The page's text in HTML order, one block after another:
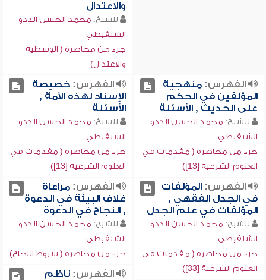
والاعتدال
للشيخ: محمد الحسن الددو
الشنقيطي
جزء من محاضرة ( الوسطية
والاعتدال)
الفهرس:منهجية
المؤلفين في الحكم
على الحديث , الأسئلة
للشيخ: محمد الحسن الددو
الشنقيطي
جزء من محاضرة ( مقدمات في
العلوم الشرعية [13])
الفهرس:خصيصة
الإسناد لهذه الأمة ,
الأسئلة
للشيخ: محمد الحسن الددو
الشنقيطي
جزء من محاضرة ( مقدمات في
العلوم الشرعية [13])
الفهرس:المؤلفات
في الجدل الفقهي ,
المؤلفات في علم الجدل
للشيخ: محمد الحسن الددو
الشنقيطي
جزء من محاضرة ( مقدمات في
العلوم الشرعية [33])
الفهرس:مراعاة
غلاف البيئة في الدعوة
, النجاح في الدعوة
للشيخ: محمد الحسن الددو
الشنقيطي
جزء من محاضرة ( شروط النجاح)
الفهرس:ناظم